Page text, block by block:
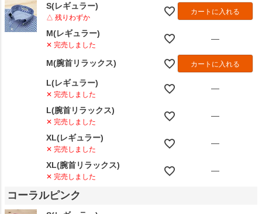
S(レギュラー)
△ 残りわずか
カートに入れる
M(レギュラー)
✕ 完売しました
—
M(腕首リラックス) カートに入れる
L(レギュラー)
✕ 完売しました
—
L(腕首リラックス)
✕ 完売しました
—
XL(レギュラー)
✕ 完売しました
—
XL(腕首リラックス)
✕ 完売しました
—
コーラルピンク